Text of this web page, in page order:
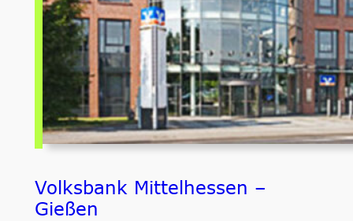
Volksbank Mittelhessen –
Gießen